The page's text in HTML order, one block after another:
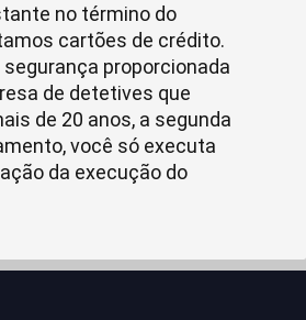
no término do
cartões de crédito.
proporcionada
de detetives que
de 20 anos, a segunda
você só executa
da execução do